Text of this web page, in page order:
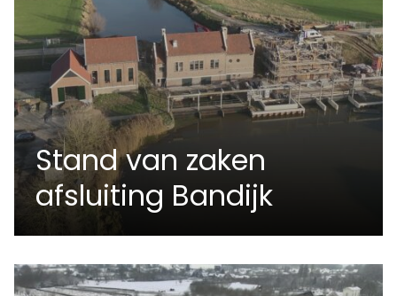
Stand van zaken
afsluiting Bandijk